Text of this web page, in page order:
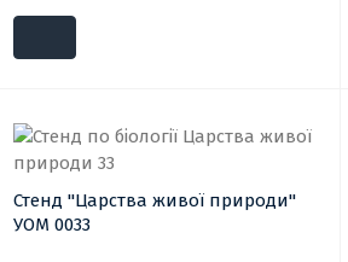
Стенд "Царства живої природи"
УОМ 0033